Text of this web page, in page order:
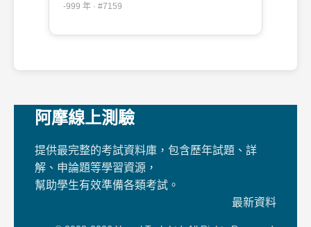
-999 年 · #7159
阿摩線上測驗
提供最完整的考試資料庫，包含歷年試題、詳
解、申論題等學習資源，
幫助學生有效準備各類考試。
最新資料